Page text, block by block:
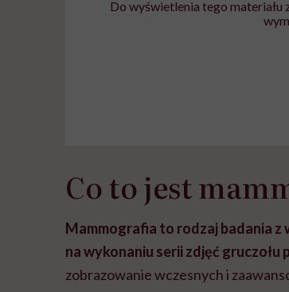
Do wyświetlenia tego materiału
Co to jest
Mammografia to rodzaj badania
na wykonaniu serii zdjęć gruczołu
zobrazowanie wczesnych i